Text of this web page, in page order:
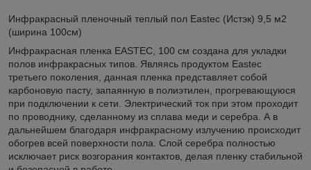
Инфракрасный пленочный теплый пол Eastec (Истэк) 9,5 м2
(ширина 100см)
Инфракрасная пленка EASTEC, 100 см создана для укладки
полов инфракрасных типов. Являясь продуктом Eastec
третьего поколения, данная пленка представляет собой
карбоновую пасту, запаянную в полиэтилен, прогревающуюся
при подключении к сети. Электрический ток при этом проходит
по проводнику, сделанному из сплава меди и серебра. А в
дальнейшем благодаря инфракрасному излучению происходит
обогрев всей поверхности пола. Слой серебра полностью
исключает риск возгорания контактов, делая пленку стабильной